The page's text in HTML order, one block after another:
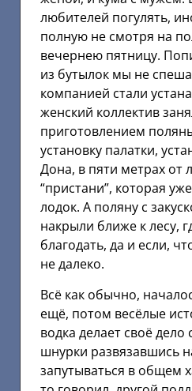
любителей погулять,
полную не смотря на
вечернею пятницу.
из бутылок мы не
компанией стали
женский коллектив
приготовлением
установку палатки,
Дона, в пяти метрах от
“пристани”, которая
лодок. А поляну с
накрыли ближе к лесу,
благодать, да и если,
не далеко.
Всё как обычно,
ещё, потом весёлые
водка делает своё
шнурки развязавшись
запутываться в общем